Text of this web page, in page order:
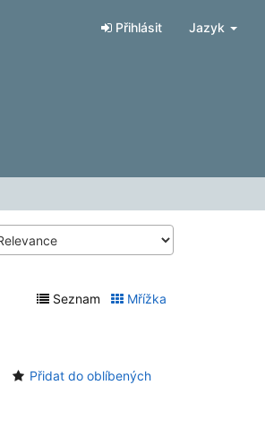
Přihlásit Jazyk
Seznam
Mřížka
Přidat do oblíbených